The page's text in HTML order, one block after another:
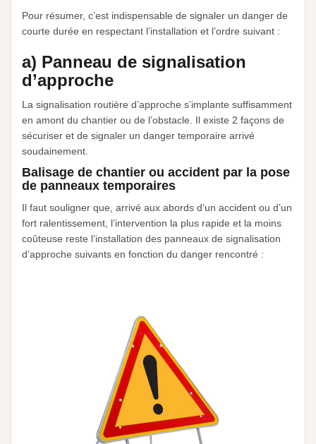
Pour résumer, c’est indispensable de signaler un danger de
courte durée en respectant l’installation et l’ordre suivant :
a) Panneau de signalisation
d’approche
La signalisation routière d’approche s’implante suffisamment
en amont du chantier ou de l’obstacle. Il existe 2 façons de
sécuriser et de signaler un danger temporaire arrivé
soudainement.
Balisage de chantier ou accident par la pose
de panneaux temporaires
Il faut souligner que, arrivé aux abords d’un accident ou d’un
fort ralentissement, l’intervention la plus rapide et la moins
coûteuse reste l’installation des panneaux de signalisation
d’approche suivants en fonction du danger rencontré :